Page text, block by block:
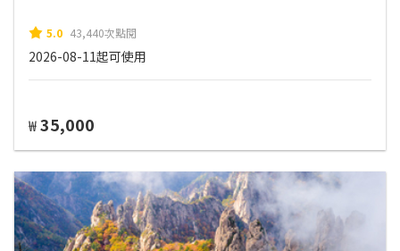
5.0 43,440次點閱
2026-08-11起可使用
₩35,000